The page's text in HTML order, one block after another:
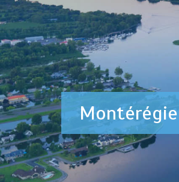
Montérégie